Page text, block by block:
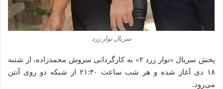
سریال نوار زرد
پخش سریال «نوار زرد ۲» به کارگردانی سروش محمدزاده، از شنبه
۱۸ دی آغاز شده و هر شب ساعت ۲۱:۳۰ از شبکه دو روی آنتن
می‌رود.